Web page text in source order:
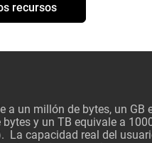
recursos
a un millón de bytes, un GB
y un TB equivale a
La capacidad real del